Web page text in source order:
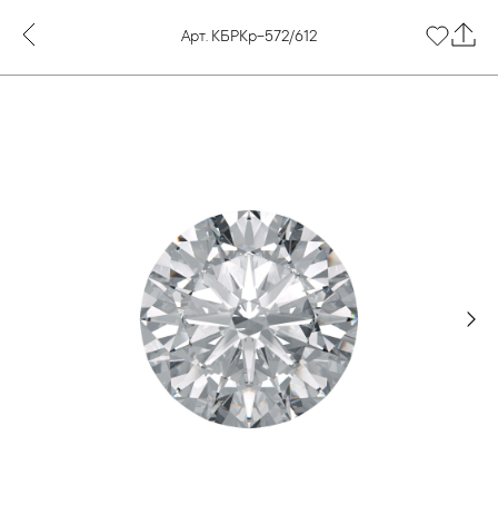
Арт. КБРКр-572/612